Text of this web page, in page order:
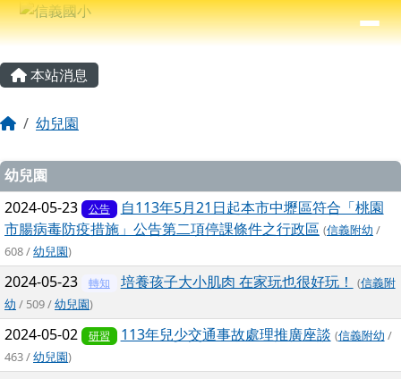
跳至主內容區
信義國小
⏸
導覽列
主內容區域
本站消息
回首頁幼兒園
文章列表
幼兒園
2024-05-23 公告
自113年5月21日起本市中壢區符合「桃園
市腸病毒防疫措施」公告第二項停課條件之行政區 (信義附幼 /
608 /幼兒園)
2024-05-23 轉知 培養孩子大小肌肉 在家玩也很好玩！ (信義附
幼 / 509 /幼兒園)
2024-05-02 研習 113年兒少交通事故處理推廣座談 (信義附幼 /
463 /幼兒園)
頁尾區域